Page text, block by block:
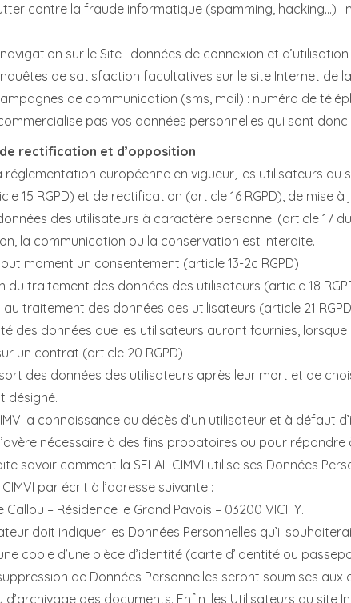
contre la fraude informatique (spamming, hacking…) :
sur le Site : données de connexion et d’utilisation
de satisfaction facultatives sur le site Internet de la
de communication (sms, mail) : numéro de
commercialise pas vos données personnelles qui sont
de rectification et d’opposition
européenne en vigueur, les utilisateurs du
15 RGPD) et de rectification (article 16 RGPD), de
des utilisateurs à caractère personnel (article 17
la communication ou la conservation est interdite.
moment un consentement (article 13-2c RGPD)
du traitement des données des utilisateurs (article 18
au traitement des données des utilisateurs (article 21
des données que les utilisateurs auront fournies,
un contrat (article 20 RGPD)
des données des utilisateurs après leur mort et de
désigné.
a connaissance du décès d’un utilisateur et à défaut
nécessaire à des fins probatoires ou pour répondre
savoir comment la SELAL CIMVI utilise ses Données
par écrit à l’adresse suivante :
Callou – Résidence le Grand Pavois – 03200 VICHY.
doit indiquer les Données Personnelles qu’il
copie d’une pièce d’identité (carte d’identité ou
de Données Personnelles seront soumises
des documents. Enfin, les Utilisateurs du site